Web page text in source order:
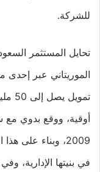
للشركة.
تحايل المستثمر
الموريتاني عبر إحدى
2009، وبناء